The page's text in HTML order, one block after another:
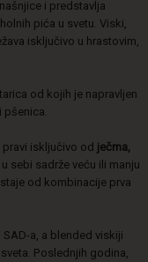
i predstavlja
pića u svetu. Viski,
isključivo u hrastovim,
od kojih je napravljen
pšenica.
pravi isključivo od ječma,
sebi sadrže veću ili manju
od kombinacije prva
a, a blended viskiji
Poslednjih godina,